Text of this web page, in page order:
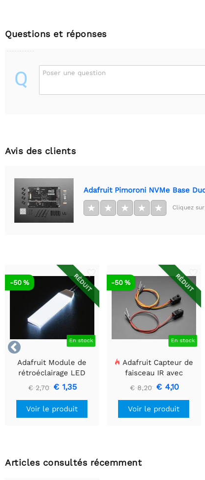
Questions et réponses
Q Poser une question
Avis des clients
Adafruit Pimoroni NVMe Base
★ ★ ★ ★ ★ Cliquez

RÉDUIT
En stock
-50 %
Adafruit Module de
rétroéclairage LED
blanc - Petit 12 mm x
40 mm
€ 2,70 € 1,35
Voir le produit
RÉDUIT
En stock
-50 %
Adafruit Capteur de
faisceau IR avec
embouts de câble de
qualité supérieure -
LED 5 mm
€ 8,20 € 4,10
Voir le produit
Articles consultés récemment